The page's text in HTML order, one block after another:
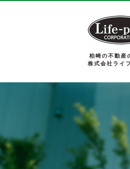
柏崎の不動産
株式会社ライ